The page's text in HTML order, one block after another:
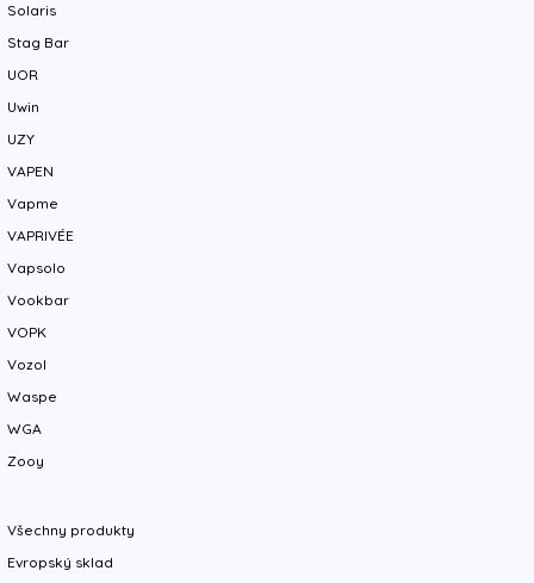
Solaris
Stag Bar
UOR
Uwin
UZY
VAPEN
Vapme
VAPRIVÉE
Vapsolo
Vookbar
VOPK
Vozol
Waspe
WGA
Zooy
Všechny produkty
Evropský sklad